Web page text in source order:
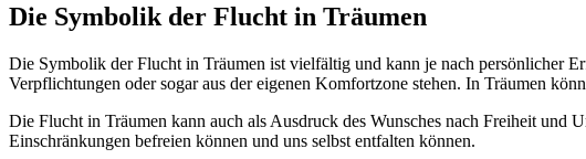
Die Symbolik der Flucht in Träumen
Die Symbolik der Flucht in Träumen ist vielfältig und kann je nach persönlicher
Verpflichtungen oder sogar aus der eigenen Komfortzone stehen. In Träumen
Die Flucht in Träumen kann auch als Ausdruck des Wunsches nach Freiheit und
Einschränkungen befreien können und uns selbst entfalten können.